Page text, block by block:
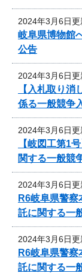
2024年3月6日更
岐阜県博物館
公告
2024年3月6日更
【入札取り消
係る一般競争
2024年3月6日更
【岐図工第1
関する一般競
2024年3月6日更
R6岐阜県警
託に関する一
2024年3月6日更
R6岐阜県警
託に関する一